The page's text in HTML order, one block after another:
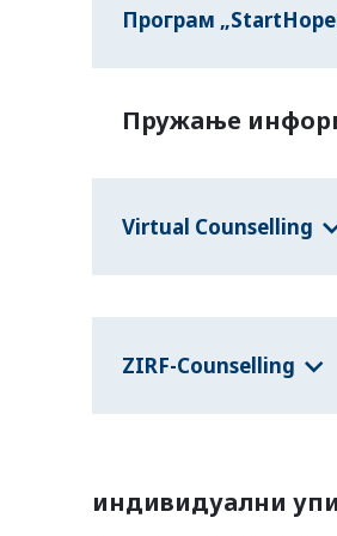
Програм
Пружање
Virtual Counselling
ZIRF-Counselling
индивидуални